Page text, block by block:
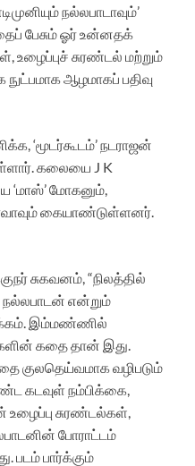
நல்லபாடாவும்’
பேசும் ஓர் உன்னதக்
உழைப்புச் சுரண்டல் மற்றும்
ஆழமாகப் பதிவு
‘மூடர்கூடம்’ நடராஜன்
கலையை J K
மோகனும்,
கையாண்டுள்ளனர்.
சுகவனம், “நிலத்தில்
நல்லபாடன் என்றும்
இம்மண்ணில்
கதை தான் இது.
குலதெய்வமாக வழிபடும்
கடவுள் நம்பிக்கை,
சுரண்டல்கள்,
போராட்டம்
படம் பார்க்கும்